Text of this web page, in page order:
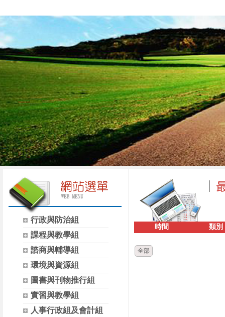
行政與防治組
課程與教學組
諮商與輔導組
環境與資源組
圖書與刊物推行組
實習與教學組
人事行政組及會計組
時間 類別
全部